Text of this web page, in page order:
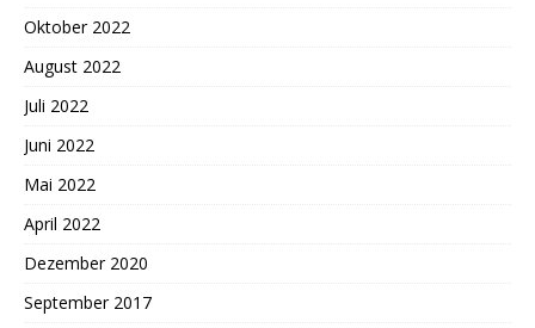
Oktober 2022
August 2022
Juli 2022
Juni 2022
Mai 2022
April 2022
Dezember 2020
September 2017